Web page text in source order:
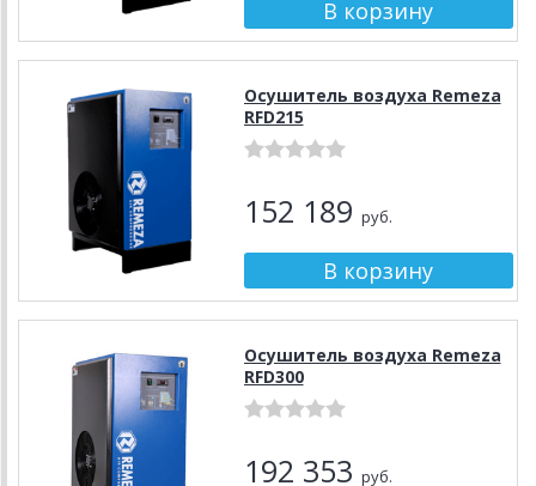
Осушитель воздуха Remeza
RFD215
152 189 руб.
Осушитель воздуха Remeza
RFD300
192 353 руб.